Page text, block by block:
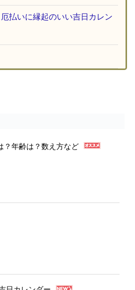
払いに縁起のいい吉日カレン
？年齢は？数え方など